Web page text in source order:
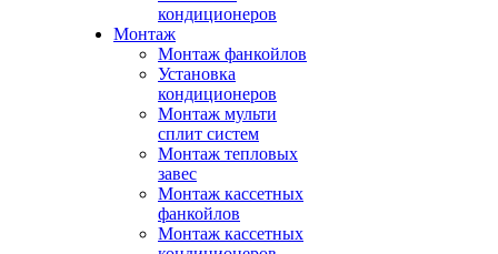
кондиционеров
Монтаж
Монтаж фанкойлов
Установка
кондиционеров
Монтаж мульти
сплит систем
Монтаж тепловых
завес
Монтаж кассетных
фанкойлов
Монтаж кассетных